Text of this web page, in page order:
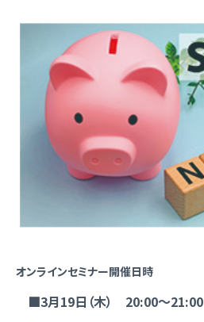
オンラインセミナー開催日時
■3月19日（木） 20:00～21:00